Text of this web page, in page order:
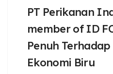
PT Perikanan
member of ID
Penuh
Ekonomi Biru